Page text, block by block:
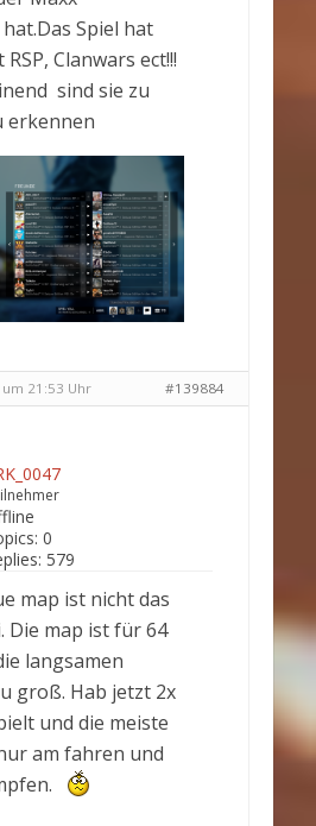
Spiel hat
Clanwars ect!!!
sind sie zu
erkennen
21:53 Uhr #139884
0
579
map ist nicht das
Die map ist für 64
langsamen
groß. Hab jetzt 2x
und die meiste
am fahren und